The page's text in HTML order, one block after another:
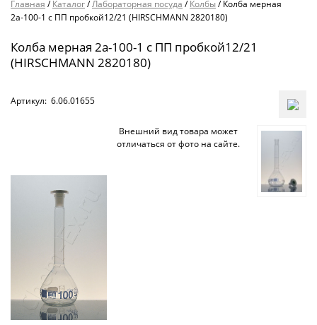
Главная /Каталог/Лабораторная посуда /Колбы/Колба мерная
2а-100-1 с ПП пробкой12/21 (HIRSCHMANN 2820180)
Колба мерная 2а-100-1 с ПП пробкой12/21
(HIRSCHMANN 2820180)
Артикул: 6.06.01655
Внешний вид товара может
отличаться от фото на сайте.